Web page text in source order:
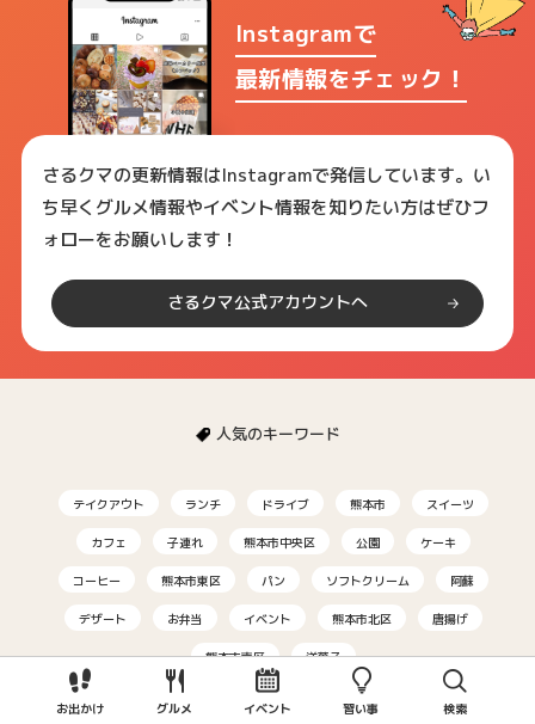
Instagramで
最新情報をチェック！
さるクマの更新情報はInstagramで発信しています。い
ち早くグルメ情報やイベント情報を知りたい方はぜひフ
ォローをお願いします！
さるクマ公式アカウントへ
人気のキーワード
テイクアウト ランチ ドライブ 熊本市 スイーツ
カフェ 子連れ 熊本市中央区 公園 ケーキ
コーヒー 熊本市東区 パン ソフトクリーム 阿蘇
デザート お弁当 イベント 熊本市北区 唐揚げ
熊本市南区 洋菓子
お出かけ グルメ イベント 習い事 検索